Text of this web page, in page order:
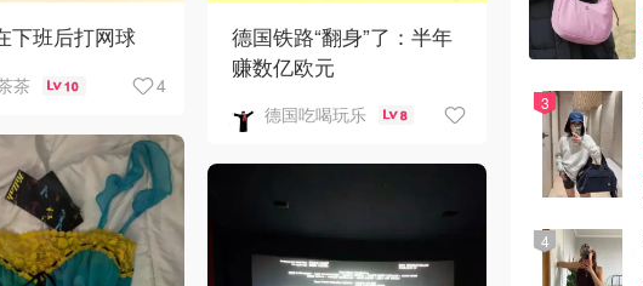
德国铁路“翻身”了：半年
赚数亿欧元
德国吃喝玩乐 8
下班后打网球
茶 10 4